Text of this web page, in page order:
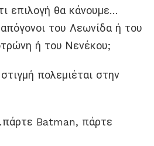
επιλογή θα κάνουμε…
του Λεωνίδα ή του
ή του Νενέκου;
πολεμιέται στην
Batman, πάρτε